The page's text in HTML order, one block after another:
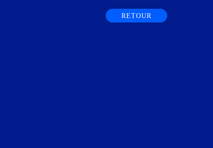
RETOUR